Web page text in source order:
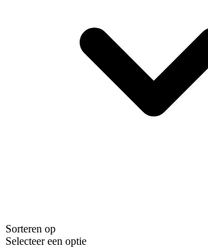
Sorteren op
Selecteer een optie